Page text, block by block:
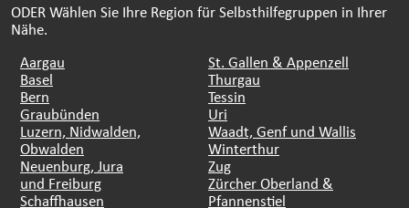
ODER Wählen Sie Ihre Region für Selbsthilfegruppen in Ihrer
Nähe.
Aargau
Basel
Bern
Graubünden
Luzern, Nidwalden,
Obwalden
Neuenburg, Jura
und Freiburg
Schaffhausen
St. Gallen & Appenzell
Thurgau
Tessin
Uri
Waadt, Genf und Wallis
Winterthur
Zug
Zürcher Oberland &
Pfannenstiel